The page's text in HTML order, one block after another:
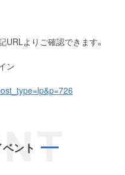
よりご確認できます。
ン
ント